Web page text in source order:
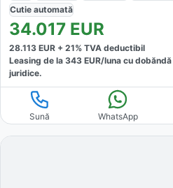
Cutie automată
34.017 EUR
28.113 EUR + 21% TVA deductibil
Leasing de la 343 EUR/luna cu dobăndă
juridice.
Sună WhatsApp